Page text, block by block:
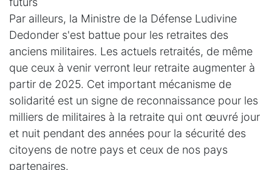
Par ailleurs, la Ministre de la Défense Ludivine
Dedonder s'est battue pour les retraites des
anciens militaires. Les actuels retraités, de même
que ceux à venir verront leur retraite augmenter à
partir de 2025. Cet important mécanisme de
solidarité est un signe de reconnaissance pour les
milliers de militaires à la retraite qui ont œuvré jour
et nuit pendant des années pour la sécurité des
citoyens de notre pays et ceux de nos pays
partenaires.